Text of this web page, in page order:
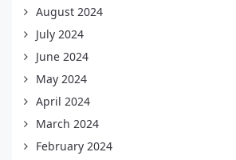
August 2024
July 2024
June 2024
May 2024
April 2024
March 2024
February 2024